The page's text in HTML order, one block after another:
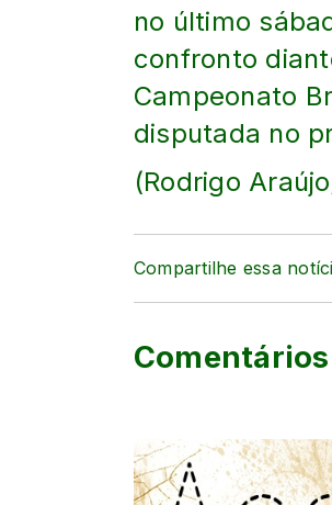
no último
confronto
Campeonato
disputada no
(Rodrigo
Compartilhe essa
Comentários